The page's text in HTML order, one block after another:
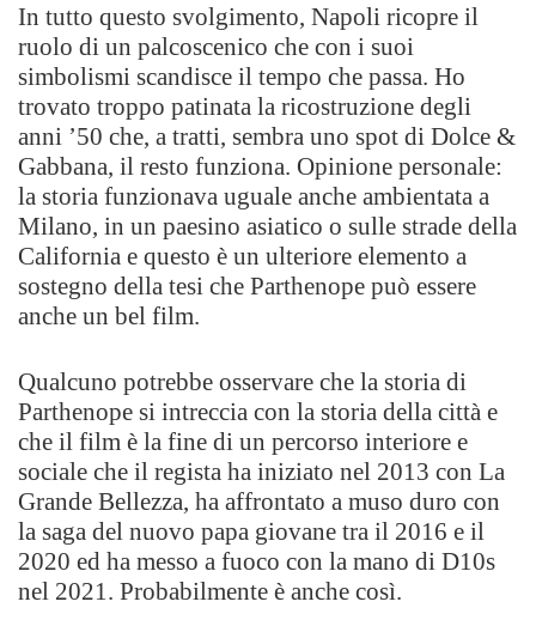
In tutto questo svolgimento, Napoli ricopre il
ruolo di un palcoscenico che con i suoi
simbolismi scandisce il tempo che passa. Ho
trovato troppo patinata la ricostruzione degli
anni ’50 che, a tratti, sembra uno spot di Dolce &
Gabbana, il resto funziona. Opinione personale:
la storia funzionava uguale anche ambientata a
Milano, in un paesino asiatico o sulle strade della
California e questo è un ulteriore elemento a
sostegno della tesi che Parthenope può essere
anche un bel film.
Qualcuno potrebbe osservare che la storia di
Parthenope si intreccia con la storia della città e
che il film è la fine di un percorso interiore e
sociale che il regista ha iniziato nel 2013 con La
Grande Bellezza, ha affrontato a muso duro con
la saga del nuovo papa giovane tra il 2016 e il
2020 ed ha messo a fuoco con la mano di D10s
nel 2021. Probabilmente è anche così.